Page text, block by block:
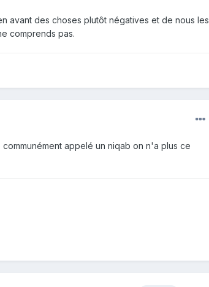
avant des choses plutôt négatives et de nous les
comprends pas.
appelé un niqab on n'a plus ce